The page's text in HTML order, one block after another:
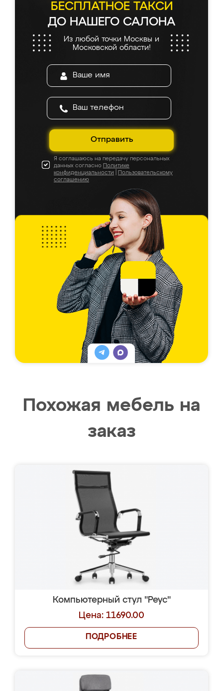
БЕСПЛАТНОЕ ТАКСИ
ДО НАШЕГО САЛОНА
Из любой точки Москвы и
Московской области!
Отправить
Я соглашаюсь на передачу персональных
данных согласно Политике
конфиденциальности
Пользовательскому
соглашению
Похожая мебель на
заказ
Компьютерный стул "Реус"
Цена: 11690.00
ПОДРОБНЕЕ